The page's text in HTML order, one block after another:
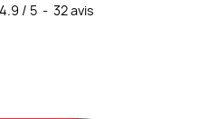
4.9 / 5 - 32avis